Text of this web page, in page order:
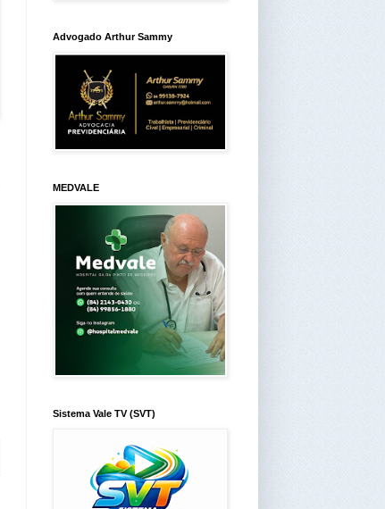
Advogado Arthur Sammy
MEDVALE
Sistema Vale TV (SVT)